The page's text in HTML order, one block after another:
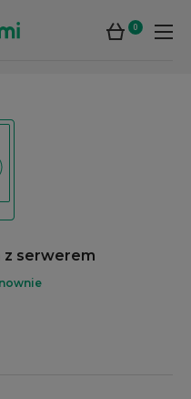
0
z serwerem